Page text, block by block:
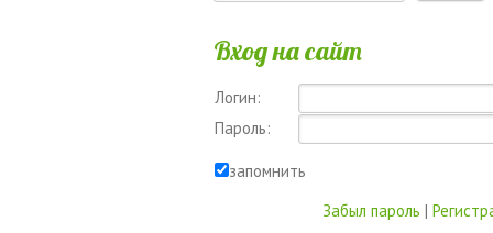
Вход на сайт
Логин:
Пароль:
запомнить
Забыл пароль |